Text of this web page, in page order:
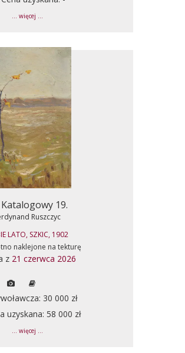
... więcej ...
19.
Ruszczyc
LATO, SZKIC, 1902
naklejone na tekturę
z 21 czerwca 2026
30 000 zł
uzyskana: 58 000 zł
... więcej ...